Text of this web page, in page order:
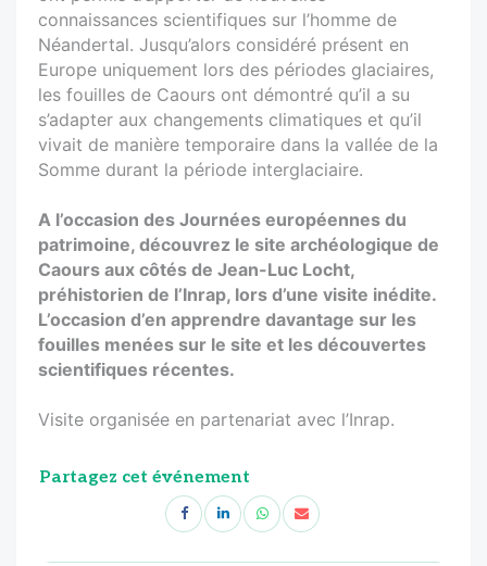
connaissances scientifiques sur l’homme de
Néandertal. Jusqu’alors considéré présent en
Europe uniquement lors des périodes glaciaires,
les fouilles de Caours ont démontré qu’il a su
s’adapter aux changements climatiques et qu’il
vivait de manière temporaire dans la vallée de la
Somme durant la période interglaciaire.
A l’occasion des Journées européennes du
patrimoine, découvrez le site archéologique de
Caours aux côtés de Jean-Luc Locht,
préhistorien de l’Inrap, lors d’une visite inédite.
L’occasion d’en apprendre davantage sur les
fouilles menées sur le site et les découvertes
scientifiques récentes.
Visite organisée en partenariat avec l’Inrap.
Partagez cet événement